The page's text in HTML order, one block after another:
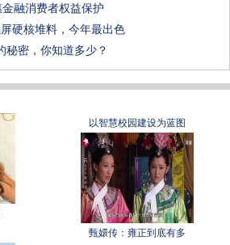
融消费者权益保护
硬核堆料，今年最出色
秘密，你知道多少？
以智慧校园建设为蓝图
甄嬛传：雍正到底有多